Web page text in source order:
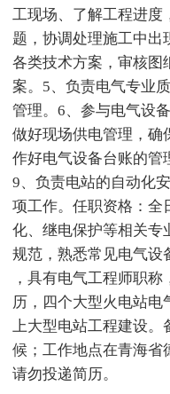
工现场、了解工程进度
题，协调处理施工中出
各类技术方案，审核图
案。5、负责电气专业
管理。6、参与电气设
做好现场供电管理，确
作好电气设备台账的管
9、负责电站的自动化
项工作。任职资格：全
化、继电保护等相关专
规范，熟悉常见电气设
，具有电气工程师职
历，四个大型火电站电
上大型电站工程建设。
候；工作地点在青海省
请勿投递简历。